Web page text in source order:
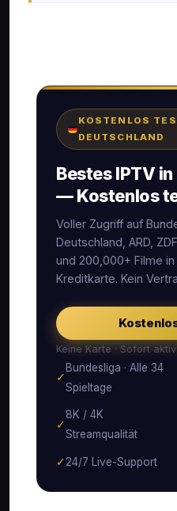
KOSTENLOS
DEUTSCHLAND
Bestes IPTV
— Kostenlos
Voller Zugriff auf
Deutschland, ARD,
und 200,000+ Filme in
Kreditkarte. Kein
Keine Karte · Sofort aktiv
✓
Bundesliga · Alle 34
Spieltage
✓
8K / 4K
Streamqualität
✓24/7 Live-Support